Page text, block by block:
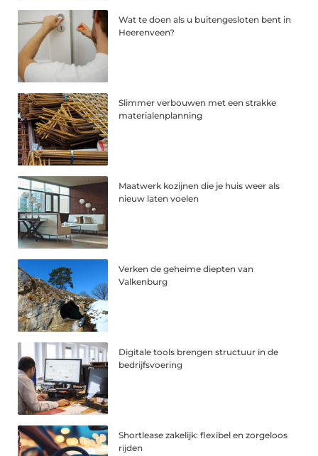
Wat te doen als u buitengesloten bent in
Heerenveen?
Slimmer verbouwen met een strakke
materialenplanning
Maatwerk kozijnen die je huis weer als
nieuw laten voelen
Verken de geheime diepten van
Valkenburg
Digitale tools brengen structuur in de
bedrijfsvoering
Shortlease zakelijk: flexibel en zorgeloos
rijden